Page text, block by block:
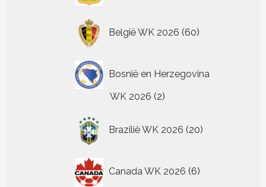
België WK 2026 60
producten
Bosnië en Herzegovina
WK 2026 22
Brazilië WK 2026 20
producten
Canada WK 2026 6
producten